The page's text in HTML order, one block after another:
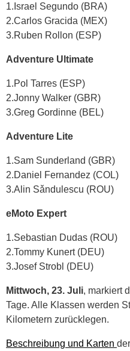
1.Israel Segundo (BRA)
2.Carlos Gracida (MEX)
3.Ruben Rollon (ESP)
Adventure Ultimate
1.Pol Tarres (ESP)
2.Jonny Walker (GBR)
3.Greg Gordinne (BEL)
Adventure Lite
1.Sam Sunderland (GBR)
2.Daniel Fernandez (COL)
3.Alin Sǎndulescu (ROU)
eMoto Expert
1.Sebastian Dudas (ROU)
2.Tommy Kunert (DEU)
3.Josef Strobl (DEU)
Mittwoch, 23. Juli, markiert
Tage. Alle Klassen werden
Kilometern zurücklegen.
Beschreibung und Karten